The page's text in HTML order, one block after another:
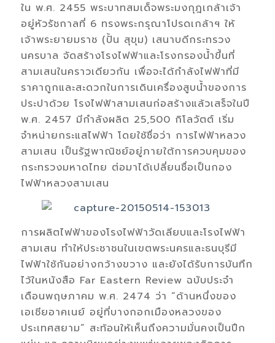
ใน พ.ศ. 2455 พระบาทสมเด็จพระมงกุฎเกล้าเจ้า
อยู่หัวรัชกาลที่ 6 ทรงพระกรุณาโปรดเกล้าฯ ให้
เจ้าพระยายมราช (ปั้น สุขุม) เสนาบดีกระทรวง
นครบาล จัดสร้างโรงไฟฟ้าและโรงกรองน้ำขึ้นที่
สามเสนในคราวเดียวกัน เพื่อจะได้กำลังไฟฟ้าที่มี
ราคาถูกและสะดวกในการเดินเครื่องสูบน้ำของการ
ประปาด้วย โรงไฟฟ้าสามเสนก่อสร้างแล้วเสร็จในปี
พ.ศ. 2457 มีกำลังผลิต 25,500 กิโลวัตต์ เริ่ม
จำหน่ายกระแสไฟฟ้า โดยใช้ชื่อว่า การไฟฟ้าหลวง
สามเสน เป็นรัฐพาณิชย์อยู่ภายใต้การควบคุมของ
กระทรวงมหาดไทย ต่อมาได้เปลี่ยนชื่อเป็นกอง
ไฟฟ้าหลวงสามเสน
การผลิตไฟฟ้าของโรงไฟฟ้าวัดเลียบและโรงไฟฟ้า
สามเสน ทำให้ประชาชนในเขตพระนครและธนบุรีมี
ไฟฟ้าใช้กันอย่างกว้างขวาง และยังได้รับการบันทึก
ไว้ในหนังสือ Far Eastern Review ฉบับประจำ
เดือนพฤษภาคม พ.ศ. 2474 ว่า “ด้านหนึ่งของ
เอเชียอาคเนย์ อยู่ที่บางกอกเมืองหลวงของ
ประเทศสยาม” สะท้อนให้เห็นถึงความมั่นคงเป็นปึก